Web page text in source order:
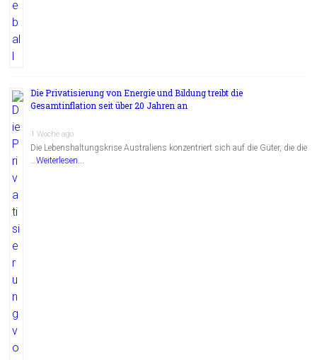
Die Privatisierung von Energie und Bildung treibt die
Gesamtinflation seit über 20 Jahren an
1 Woche ago
Die Lebenshaltungskrise Australiens konzentriert sich auf die Güter, die die
…Weiterlesen...